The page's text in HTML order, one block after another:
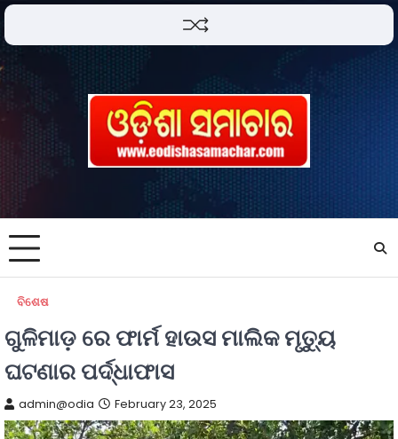
ବିଶେଷ
ଗୁଳିମାଡ଼ ରେ ଫାର୍ମ ହାଉସ ମାଲିକ ମୃତ୍ୟୁ
ଘଟଣାର ପର୍ଦ୍ଧାଫାସ
admin@odia February 23, 2025